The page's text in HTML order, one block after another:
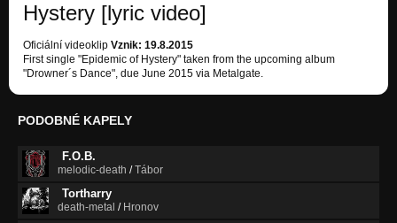
Hystery [lyric video]
Oficiální videoklip Vznik: 19.8.2015
First single "Epidemic of Hystery" taken from the upcoming album
"Drowner´s Dance", due June 2015 via Metalgate.
PODOBNÉ KAPELY
F.O.B.
melodic-death /Tábor
Tortharry
death-metal / Hronov